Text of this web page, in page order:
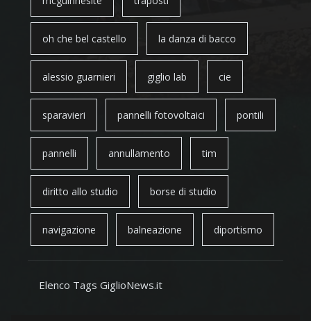
oh che bel castello la danza di bacco
alessio guarnieri giglio lab cie
sparavieri pannelli fotovoltaici pontili
pannelli annullamento tim
diritto allo studio borse di studio
navigazione balneazione diportismo
Elenco Tags GiglioNews.it